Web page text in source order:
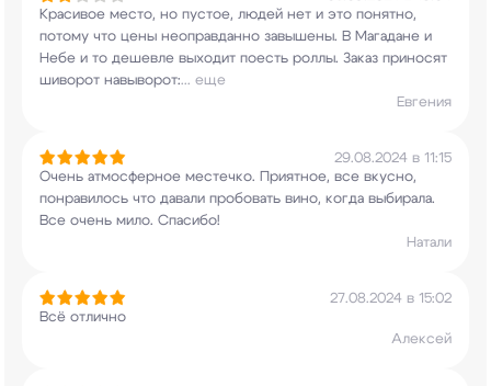
Красивое место, но пустое, людей нет и это понятно,
потому что цены неоправданно завышены. В Магадане и
Небе и то дешевле выходит поесть роллы. Заказ приносят
шиворот навыворот:... еще
Евгения
29.08.2024 в 11:15
Очень атмосферное местечко. Приятное, все вкусно,
понравилось что давали пробовать вино, когда выбирала.
Все очень мило. Спасибо!
Натали
27.08.2024 в 15:02
Всё отлично
Алексей